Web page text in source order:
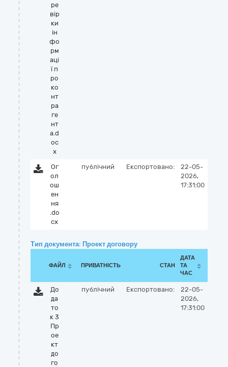
ре
вір
ки
ін
фо
рм
аці
ї п
ро
ко
нт
ра
ге
нт
а.d
oc
x
Ог
ол
ош
ен
ня
.do
cx
публічний Експортовано:
22-05-
2026,
17:31:00
Тип документа: Проект договору
ФАЙЛ ПРИВАТНІСТЬ СТАН
ДАТА
ТА
ЧАС
До
да
то
к 3
Пр
ое
кт
до
го
публічний Експортовано:
22-05-
2026,
17:31:00